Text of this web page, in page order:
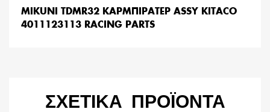
MIKUNI TDMR32 ΚΑΡΜΠΙΡΑΤΕΡ ASSY KITACO
4011123113 RACING PARTS
ΣΧΕΤΙΚΆ ΠΡΟΪΌΝΤΑ